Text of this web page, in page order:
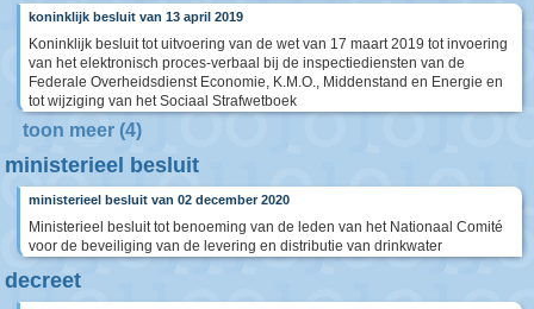
koninklijk besluit van 13 april 2019
Koninklijk besluit tot uitvoering van de wet van 17 maart 2019 tot invoering
van het elektronisch proces-verbaal bij de inspectiediensten van de
Federale Overheidsdienst Economie, K.M.O., Middenstand en Energie en
tot wijziging van het Sociaal Strafwetboek
toon meer (4)
ministerieel besluit
ministerieel besluit van 02 december 2020
Ministerieel besluit tot benoeming van de leden van het Nationaal Comité
voor de beveiliging van de levering en distributie van drinkwater
decreet